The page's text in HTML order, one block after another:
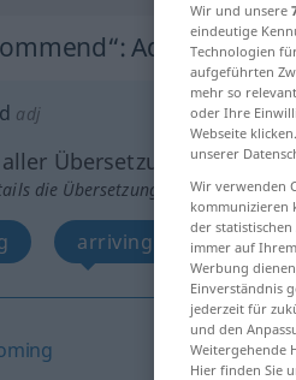
: Adjektiv
adj
Übersetzungen
die Übersetzung anklicken/
arriving
Wir und unsere
eindeutige
Technologien
aufgeführten
mehr so
oder Ihre
Webseite
unserer
Wir verwenden
kommunizieren
der
immer auf
Werbung
Einverständnis
jederzeit für
und den
Weitergehende
Hier finden Sie